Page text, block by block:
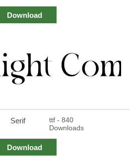
Download
Serif
ttf - 840
Downloads
Download